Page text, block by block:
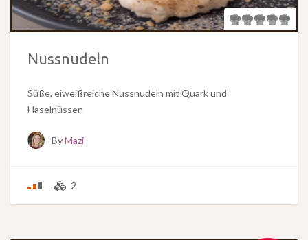
Nussnudeln
Süße, eiweißreiche Nussnudeln mit Quark und
Haselnüssen
ByMazi
2